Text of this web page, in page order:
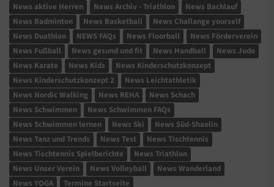
News aktive Herren
News Archiv - Triathlon
News Bachlauf
News Badminton
News Basketball
News Challange yourself
News Duathlon
NEWS FAQs News Floorball
News Förderverein
News Fußball
News gesund und fit News Handball
News Judo
News Karate
News Kids
News Kinderschutzkonzept
News Kinderschutzkonzept 2
News Leichtathletik
News Nordic Walking
News REHA
News Schach
News Schwimmen
News Schwimmen FAQs
News Schwimmen lernen
News Ski
News Süd-Shaolin
News Tanz und Trends
News Test
News Tischtennis
News Tischtennis Spielberichte
News Triathlon
News Unser Verein
News Volleyball
News Wanderland
News YOGA
Termine Startseite